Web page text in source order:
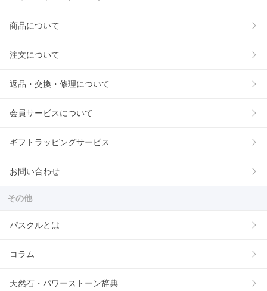
商品について
注文について
返品・交換・修理について
会員サービスについて
ギフトラッピングサービス
お問い合わせ
その他
パスクルとは
コラム
天然石・パワーストーン辞典